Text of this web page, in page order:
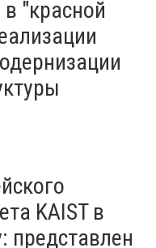
"красной
KAIST в
представлен